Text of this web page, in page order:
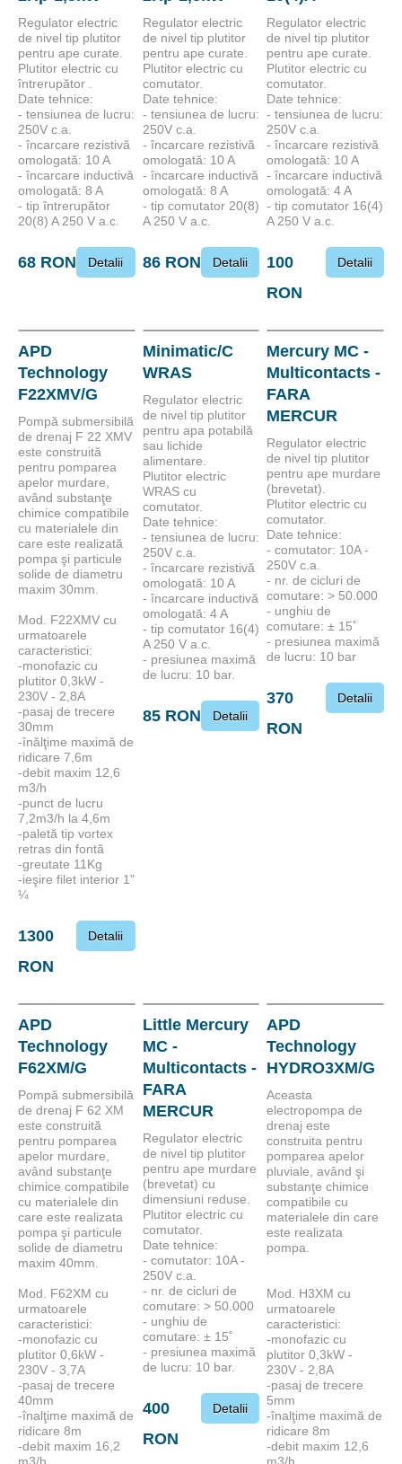
Regulator electric
de nivel tip plutitor
pentru ape curate.
Plutitor electric cu
întrerupător .
Date tehnice:
- tensiunea de lucru:
250V c.a.
- încarcare rezistivă
omologată: 10 A
- încarcare inductivă
omologată: 8 A
- tip întrerupător
20(8) A 250 V a.c.
68 RON Detalii
Regulator electric
de nivel tip plutitor
pentru ape curate.
Plutitor electric cu
comutator.
Date tehnice:
- tensiunea de lucru:
250V c.a.
- încarcare rezistivă
omologată: 10 A
- încarcare inductivă
omologată: 8 A
- tip comutator 20(8)
A 250 V a.c.
86 RON Detalii
Regulator electric
de nivel tip plutitor
pentru ape curate.
Plutitor electric cu
comutator.
Date tehnice:
- tensiunea de lucru:
250V c.a.
- încarcare rezistivă
omologată: 10 A
- încarcare inductivă
omologată: 4 A
- tip comutator 16(4)
A 250 V a.c.
100
RON
Detalii
APD
Technology
F22XMV/G
Pompă submersibilă
de drenaj F 22 XMV
este construită
pentru pomparea
apelor murdare,
având substanţe
chimice compatibile
cu materialele din
care este realizată
pompa şi particule
solide de diametru
maxim 30mm.
Mod. F22XMV cu
urmatoarele
caracteristici:
-monofazic cu
plutitor 0,3kW -
230V - 2,8A
-pasaj de trecere
30mm
-înălţime maximă de
ridicare 7,6m
-debit maxim 12,6
m3/h
-punct de lucru
7,2m3/h la 4,6m
-paletă tip vortex
retras din fontă
-greutate 11Kg
-ieşire filet interior 1"
¼
1300
RON
Detalii
Minimatic/C
WRAS
Regulator electric
de nivel tip plutitor
pentru apa potabilă
sau lichide
alimentare.
Plutitor electric
WRAS cu
comutator.
Date tehnice:
- tensiunea de lucru:
250V c.a.
- încarcare rezistivă
omologată: 10 A
- încarcare inductivă
omologată: 4 A
- tip comutator 16(4)
A 250 V a.c.
- presiunea maximă
de lucru: 10 bar.
85 RON Detalii
Mercury MC -
Multicontacts -
FARA
MERCUR
Regulator electric
de nivel tip plutitor
pentru ape murdare
(brevetat).
Plutitor electric cu
comutator.
Date tehnice:
- comutator: 10A -
250V c.a.
- nr. de cicluri de
comutare: > 50.000
- unghiu de
comutare: ± 15˚
- presiunea maximă
de lucru: 10 bar
370
RON
Detalii
APD
Technology
F62XM/G
Pompă submersibilă
de drenaj F 62 XM
este construită
pentru pomparea
apelor murdare,
având substanţe
chimice compatibile
cu materialele din
care este realizata
pompa şi particule
solide de diametru
maxim 40mm.
Mod. F62XM cu
urmatoarele
caracteristici:
-monofazic cu
plutitor 0,6kW -
230V - 3,7A
-pasaj de trecere
40mm
-înalţime maximă de
ridicare 8m
-debit maxim 16,2
Little Mercury
MC -
Multicontacts -
FARA
MERCUR
Regulator electric
de nivel tip plutitor
pentru ape murdare
(brevetat) cu
dimensiuni reduse.
Plutitor electric cu
comutator.
Date tehnice:
- comutator: 10A -
250V c.a.
- nr. de cicluri de
comutare: > 50.000
- unghiu de
comutare: ± 15˚
- presiunea maximă
de lucru: 10 bar.
400
RON
Detalii
APD
Technology
HYDRO3XM/G
Aceasta
electropompa de
drenaj este
construita pentru
pomparea apelor
pluviale, având şi
substanţe chimice
compatibile cu
materialele din care
este realizata
pompa.
Mod. H3XM cu
urmatoarele
caracteristici:
-monofazic cu
plutitor 0,3kW -
230V - 2,8A
-pasaj de trecere
5mm
-înalţime maximă de
ridicare 8m
-debit maxim 12,6